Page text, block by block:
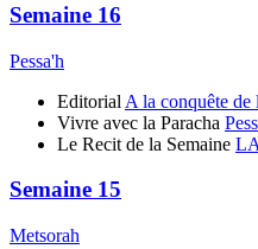
Semaine 16
Pessa'h
Editorial A la conquête de
Vivre avec la Paracha
Le Recit de la Semaine
Semaine 15
Metsorah